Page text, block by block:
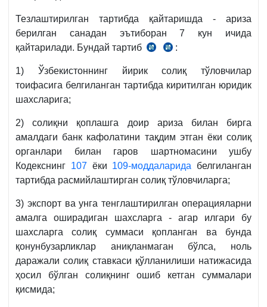
Тезлаштирилган тартибда қайтаришда - ариза
берилган санадан эътиборан 7 кун ичида
қайтарилади. Бундай тартиб
СК
4-
14.08.2020
489-
қарорига
1-
илова
7-
б.
:
1) Ўзбекистоннинг йирик солиқ тўловчилар
тоифасига белгиланган тартибда киритилган юридик
шахсларига;
2) солиқни қоплашга доир ариза билан бирга
амалдаги банк кафолатини тақдим этган ёки солиқ
органлари билан гаров шартномасини ушбу
Кодекснинг 107 ёки 109-моддаларида белгиланган
тартибда расмийлаштирган солиқ тўловчиларга;
3) экспорт ва унга тенглаштирилган операцияларни
амалга оширадиган шахсларга - агар илгари бу
шахсларга солиқ суммаси қопланган ва бунда
қонунбузарликлар аниқланмаган бўлса, ноль
даражали солиқ ставкаси қўлланилиши натижасида
ҳосил бўлган солиқнинг ошиб кетган суммалари
қисмида;